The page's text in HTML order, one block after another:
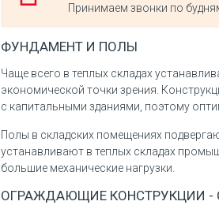
Принимаем звонки по
ФУНДАМЕНТ И ПОЛЫ
Чаще всего в теплых складах
экономической точки зрения.
с капитальными зданиями, поэтому
Полы в складских помещениях
устанавливают в теплых складах
большие механические нагрузки.
ОГРАЖДАЮЩИЕ КОНСТРУКЦИИ -